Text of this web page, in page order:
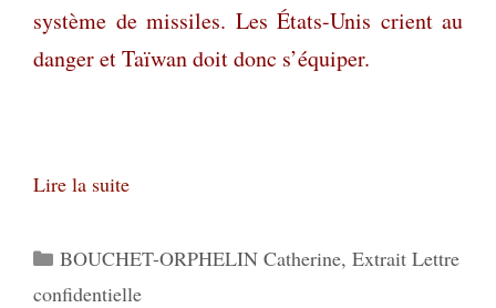
système de missiles. Les États-Unis crient au
danger et Taïwan doit donc s’équiper.
Lire la suite
Catégories
BOUCHET-ORPHELIN Catherine, Extrait Lettre
confidentielle